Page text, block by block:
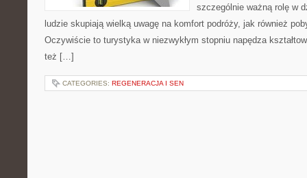
szczególnie ważną rolę w
ludzie skupiają wielką uwagę na komfort podróży, jak również
Oczywiście to turystyka w niezwykłym stopniu napędza
też […]
CATEGORIES: REGENERACJA I SEN